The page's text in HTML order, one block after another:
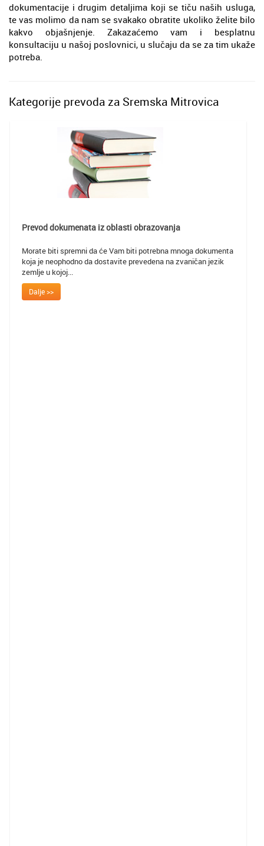
dokumentacije i drugim detaljima koji se tiču naših usluga,
te vas molimo da nam se svakako obratite ukoliko želite bilo
kakvo objašnjenje. Zakazaćemo vam i besplatnu
konsultaciju u našoj poslovnici, u slučaju da se za tim ukaže
potreba.
Kategorije prevoda za Sremska Mitrovica
Prevod dokumenata iz oblasti obrazovanja
Morate biti spremni da će Vam biti potrebna mnoga dokumenta
koja je neophodno da dostavite prevedena na zvaničan jezik
zemlje u kojoj...
Dalje >>